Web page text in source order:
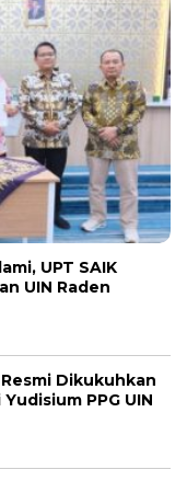
UPT SAIK
UIN Raden
Dikukuhkan
PPG UIN